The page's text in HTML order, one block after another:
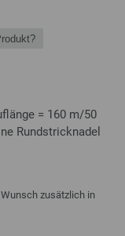
= 160 m/50
Rundstricknadel
zusätzlich in